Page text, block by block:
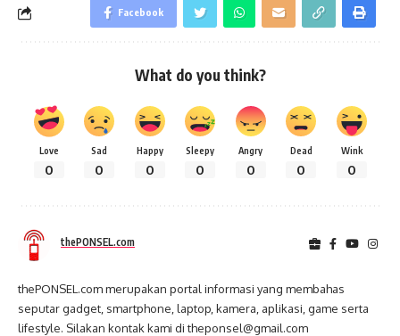
Facebook
What do you think?
Love
0
Sad
0
Happy
0
Sleepy
0
Angry
0
Dead
0
Wink
0
thePONSEL.com
thePONSEL.com merupakan portal informasi yang membahas
seputar gadget, smartphone, laptop, kamera, aplikasi, game serta
lifestyle. Silakan kontak kami di theponsel@gmail.com